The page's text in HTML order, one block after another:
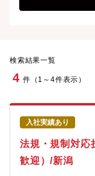
検索結果一覧
4 件（1～4件表示）
入社実績あり
法規・規制対応
歓迎）/新潟